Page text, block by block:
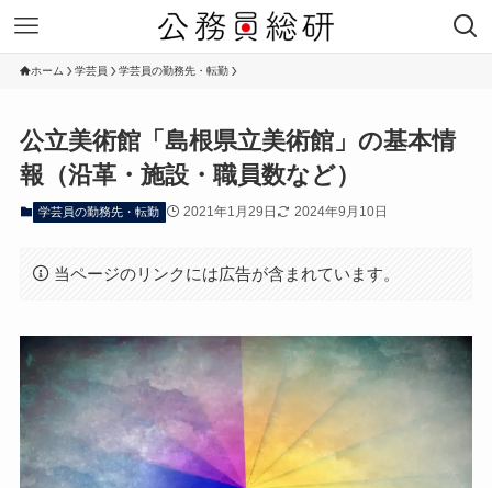
ホーム 学芸員 学芸員の勤務先・転勤
公立美術館「島根県立美術館」の基本情
報（沿革・施設・職員数など）
学芸員の勤務先・転勤 2021年1月29日 2024年9月10日
当ページのリンクには広告が含まれています。